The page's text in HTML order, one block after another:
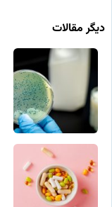
دیگر مقالات